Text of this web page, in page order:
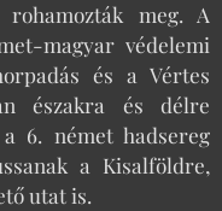
meg. A
magyar védelemi
és a Vértes
északra és délre
6. német hadsereg
a Kisalföldre,
utat is.